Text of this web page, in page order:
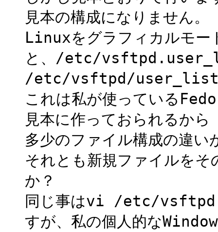
見本の構成になりません。
Linuxをグラフィカルモー
と、/etc/
/etc/vsftpd/user_list に
これは私が使っている
見本に作っておられるから
多少のファイル構成の違
それとも新規ファイルを
か？
同じ事はvi /etc/
すが、私の個人的な